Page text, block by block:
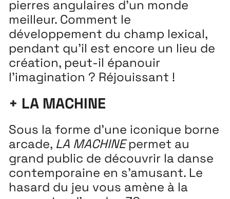
pierres angulaires d’un monde
meilleur. Comment le
développement du champ lexical,
pendant qu’il est encore un lieu de
création, peut-il épanouir
l’imagination ? Réjouissant !
+ LA MACHINE
Sous la forme d’une iconique borne
arcade, LA MACHINEpermet au
grand public de découvrir la danse
contemporaine en s’amusant. Le
hasard du jeu vous amène à la